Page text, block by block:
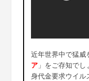
近年世界中で猛威
ア」をご存知でし
身代金要求ウイル